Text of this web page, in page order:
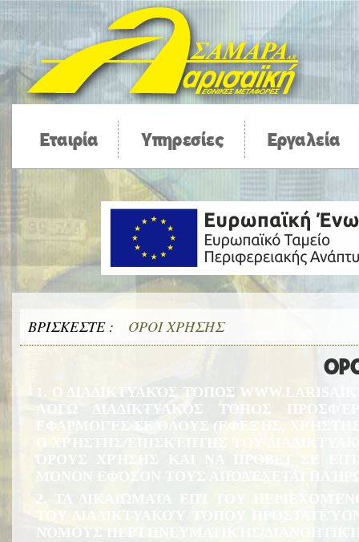
Εταιρία Υπηρεσίες Εργαλεία
ΒΡΊΣΚΕΣΤΕ : ΌΡΟΙ ΧΡΉΣΗΣ
1. Ο ΔΙΑΔΙΚΤΥΑΚΌΣ ΤΌΠΟΣ
ΛΌΓΩ ΔΙΑΔΙΚΤΥΑΚΌΣ ΤΌΠΟΣ
ΕΦΑΡΜΟΓΈΣ ΣΕ ΌΛΟΥΣ (ΕΦΕΞΉΣ,
Ο ΧΡΉΣΤΗΣ/ΕΠΙΣΚΈΠΤΗΣ ΤΟΥ
ΌΡΟΥΣ ΧΡΉΣΗΣ ΚΑΙ ΝΑ ΠΡΟΒΕΊ ΣΕ
ΜΌΝΟΝ ΕΦΌΣΟΝ ΤΟΥΣ ΑΠΟΔΈΧΕΤΑΙ
2. ΤΑ ΔΙΚΑΙΏΜΑΤΑ ΕΠΊ ΤΟΥ
ΤΟΥ ΔΙΑΔΙΚΤΥΑΚΟΎ ΤΌΠΟΥ
ΝΌΜΟΥΣ ΠΕΡΊ ΠΝΕΥΜΑΤΙΚΉΣ/